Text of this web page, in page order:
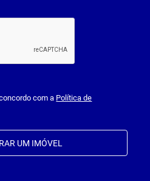
com a Política de
UM IMÓVEL